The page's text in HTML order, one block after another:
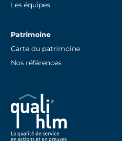
Les équipes
Patrimoine
Carte du patrimoine
Nos références